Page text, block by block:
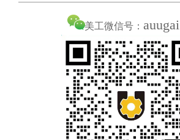
美工微信号： auugai